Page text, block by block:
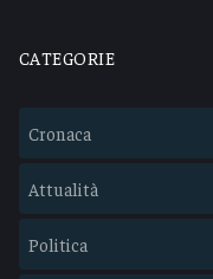
CATEGORIE
Cronaca
Attualità
Politica